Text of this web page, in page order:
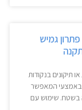
גמיש
תיקונים בנקודות
באמצעי המאפשר
בשטח. שימוש עם